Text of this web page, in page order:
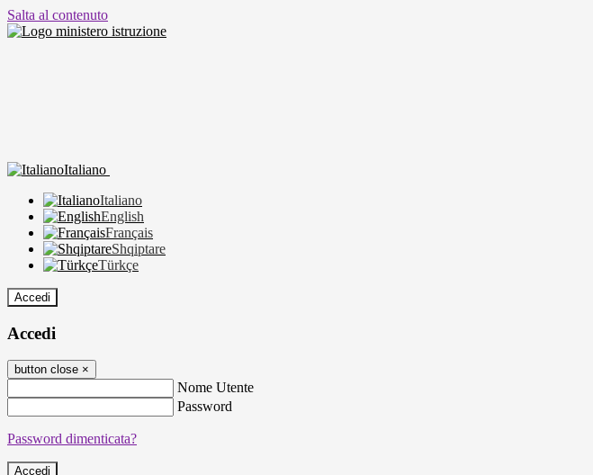
Salta al contenuto
Italiano
Italiano
English
Français
Shqiptare
Türkçe
Accedi
Accedi
button close ×
Nome Utente
Password
Password dimenticata?